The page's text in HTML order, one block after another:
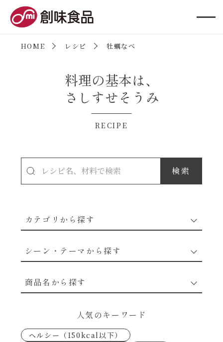
HOME レシピ 牡蠣なべ
料理の基本は、
さしすせそうみ
RECIPE
カテゴリから探す
シーン・テーマから探す
なんでも南蛮
商品名から探す
あえるハコネーゼトマトバジル
人気のキーワード
ヘルシー（150kcal以下）